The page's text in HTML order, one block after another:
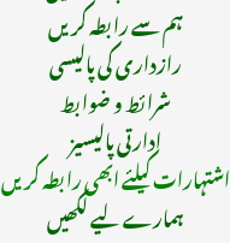
ہم سے رابطہ کریں
رازداری کی پالیسی
شرائط و ضوابط
ادارتی پالیسیز
اشتہارات کیلئے ابھی رابطہ کریں
ہمارے لیے لکھیں